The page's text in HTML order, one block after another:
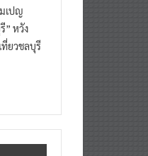
เปญ
” หวัง
ที่ยวชลบุรี